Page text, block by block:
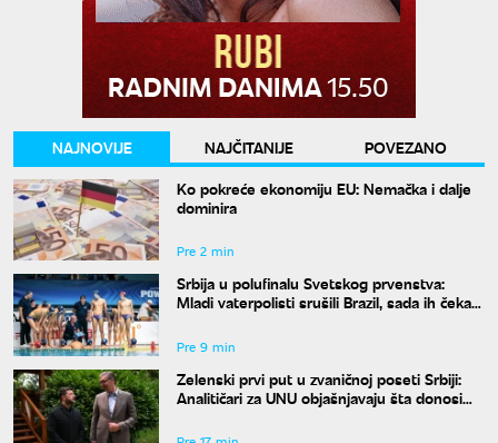
NAJNOVIJE NAJČITANIJE
POVEZANO
Ko pokreće ekonomiju EU: Nemačka i dalje
dominira
Pre 2 min
Srbija u polufinalu Svetskog prvenstva:
Mladi vaterpolisti srušili Brazil, sada ih čeka
Pre 9 min
Zelenski prvi put u zvaničnoj poseti Srbiji:
Analitičari za UNU objašnjavaju šta donosi
Moskva